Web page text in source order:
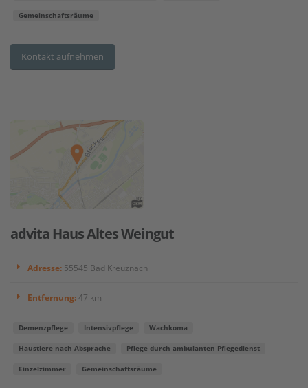
Gemeinschaftsräume
Kontakt aufnehmen
advita Haus Altes Weingut
Adresse: 55545 Bad Kreuznach
Entfernung:47 km
Demenzpflege Intensivpflege Wachkoma
Haustiere nach Absprache Pflege durch ambulanten Pflegedienst
Einzelzimmer Gemeinschaftsräume